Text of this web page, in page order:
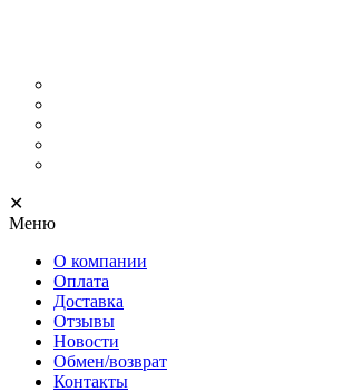
✕
Меню
О компании
Оплата
Доставка
Отзывы
Новости
Обмен/возврат
Контакты